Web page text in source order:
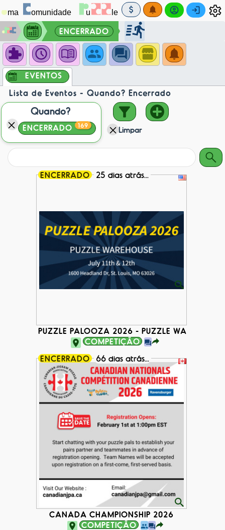
ENCERRADO
EVENTOS
Lista de Eventos - Quando? Encerrado
Quando?
ENCERRADO 169 Limpar
ENCERRADO 25 dias atrás...
PUZZLE PALOOZA 2026 - PUZZLE WAREHOUSE
COMPETIÇÃO
ENCERRADO
66 dias atrás...
CANADA CHAMPIONSHIP 2026
COMPETIÇÃO